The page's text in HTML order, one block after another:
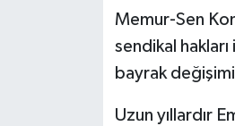
Memur-Sen
sendikal
bayrak
Uzun yıllardır